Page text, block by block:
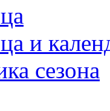
и
сезона